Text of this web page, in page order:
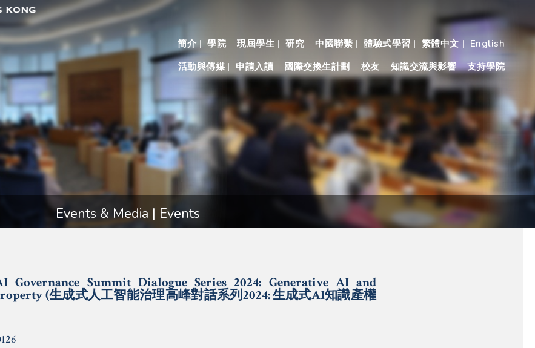
簡介 學院 現屆學生 研究 中國聯繫 體驗式學習 繁體中文
English
活動與傳媒
申請入讀 國際交換生計劃 校友 知識交流與影響 支持學院
Events & Media | Events
Governance Summit Dialogue Series 2024: Generative AI and
(生成式人工智能治理高峰對話系列2024: 生成式AI知識產權